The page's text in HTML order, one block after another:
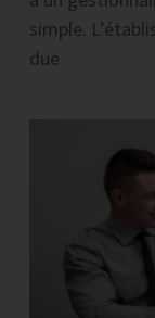
simple.
due